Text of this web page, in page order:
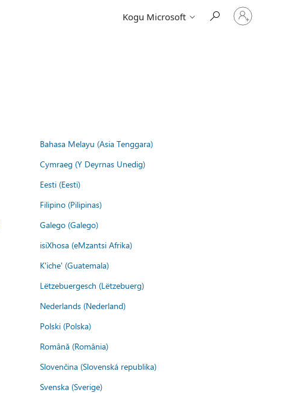
Kogu Microsoft
Logige
sisse
oma
Bahasa Melayu (Asia Tenggara)
Cymraeg (Y Deyrnas Unedig)
Eesti (Eesti)
Filipino (Pilipinas)
Galego (Galego)
isiXhosa (eMzantsi Afrika)
K'iche' (Guatemala)
Lëtzebuergesch (Lëtzebuerg)
Nederlands (Nederland)
Polski (Polska)
Română (România)
Slovenčina (Slovenská republika)
Svenska (Sverige)